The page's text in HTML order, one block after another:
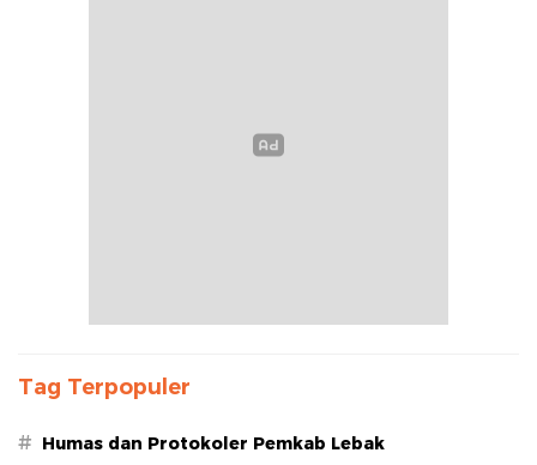
Tag Terpopuler
# Humas dan Protokoler Pemkab Lebak